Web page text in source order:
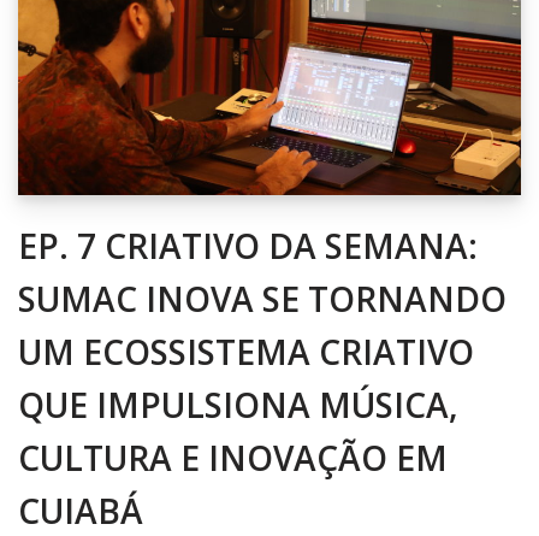
EP. 7 CRIATIVO DA SEMANA:
SUMAC INOVA SE TORNANDO
UM ECOSSISTEMA CRIATIVO
QUE IMPULSIONA MÚSICA,
CULTURA E INOVAÇÃO EM
CUIABÁ